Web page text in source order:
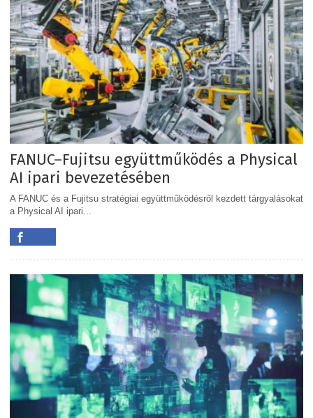
FANUC–Fujitsu együttműködés a Physical
AI ipari bevezetésében
A FANUC és a Fujitsu stratégiai együttműködésről kezdett tárgyalásokat
a Physical AI ipari...